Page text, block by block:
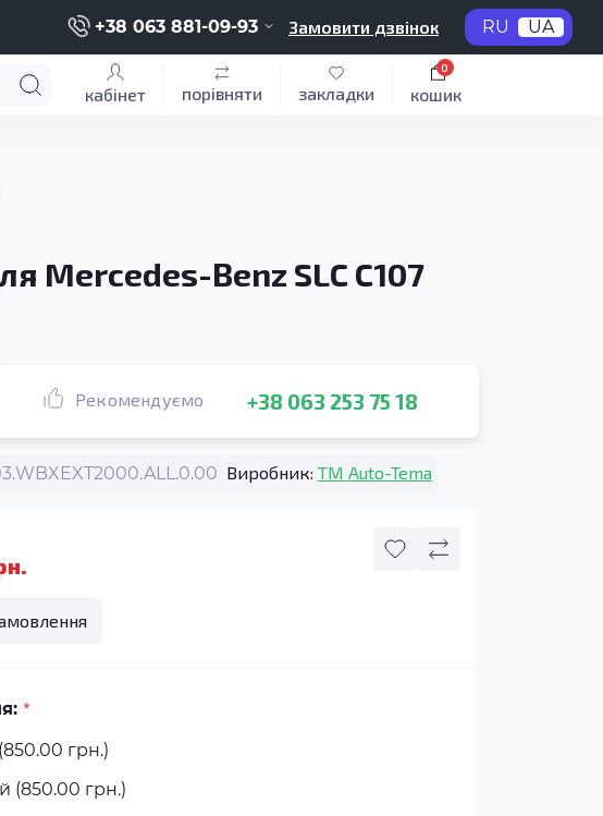
+38 063 881-09-93 Замовити дзвінок RU UA
кабінет порівняти закладки кошик
0
Mercedes-Benz SLC C107
Рекомендуємо +38 063 253 75 18
Виробник: TM Auto-Tema
*
грн.)
(850.00 грн.)